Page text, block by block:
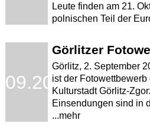
Leute finden am 21.
polnischen Teil der
Görlitzer
Görlitz, 2. September
ist der
Kulturstadt Görlitz-
Einsendungen sind in
...mehr